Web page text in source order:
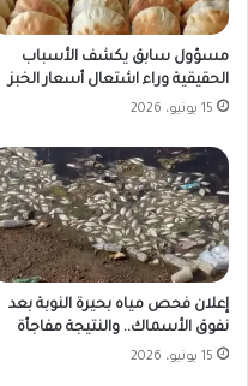
مسؤول سابق يكشف الأسباب
الحقيقية وراء اشتعال أسعار الخبز
15 يونيو، 2026
إعلان فحص مياه بحيرة النوبة بعد
نفوق الأسماك.. والنتيجة مفاجأة
15 يونيو، 2026